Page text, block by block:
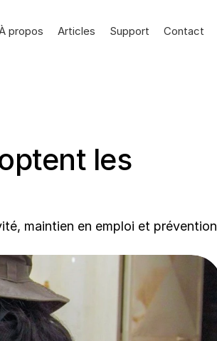
propos Articles Support Contact
les
maintien en emploi et prévention